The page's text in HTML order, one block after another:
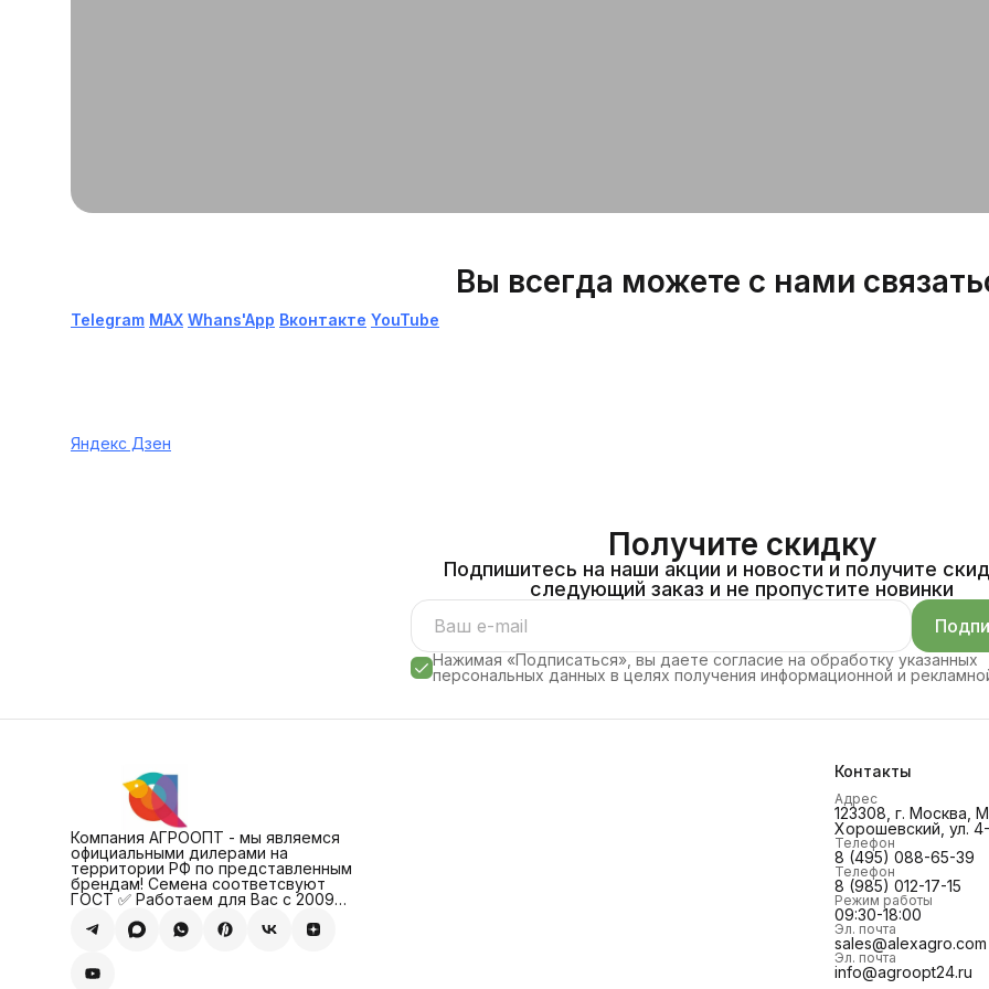
Вы всегда можете с нами
Telegram МАХ Whans'App Вконтакте YouTube
Яндекс Дзен
Получите скидку
Подпишитесь на наши акции и новости и получите
следующий заказ и не пропустите новинки
Нажимая «Подписаться», вы даете согласие на обработку указанных
персональных данных в целях получения информационной и
Компания АГРООПТ - мы являемся
официальными дилерами на
территории РФ по представленным
брендам! Семена соответсвуют
ГОСТ ✅ Работаем для Вас с 2009
Контакты
Адрес
123308, г. Москва,
Хорошевский, ул.
Телефон
8 (495) 088-65-39
Телефон
8 (985) 012-17-15
Режим работы
09:30-18:00
Эл. почта
sales@alexagro.com
Эл. почта
info@agroopt24.ru